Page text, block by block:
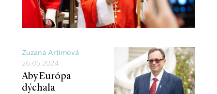
Zuzana Artimová
26.05.2024
Aby Európa
dýchala